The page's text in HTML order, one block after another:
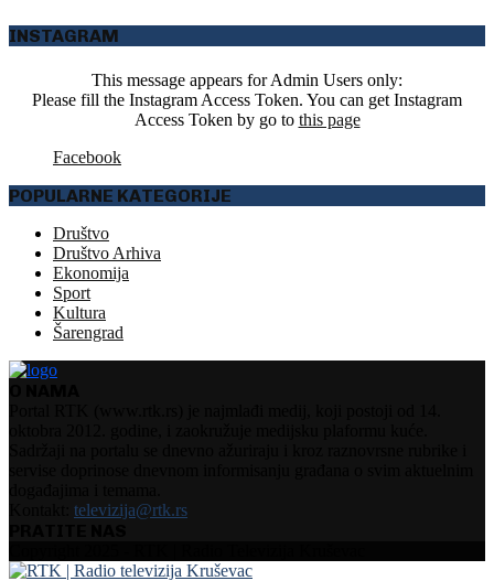
INSTAGRAM
This message appears for Admin Users only:
Please fill the Instagram Access Token. You can get Instagram
Access Token by go to this page
Facebook
POPULARNE KATEGORIJE
Društvo
Društvo Arhiva
Ekonomija
Sport
Kultura
Šarengrad
televizija@rtk.rs